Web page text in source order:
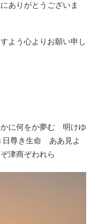
ありがとうございま
よう心よりお願い申し
。
に何をか夢む 明けゆ
尊き生命 ああ見よ
津商ぞわれら